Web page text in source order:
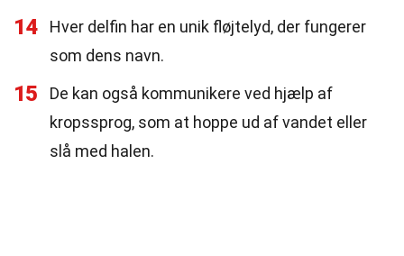
14
Hver delfin har en unik fløjtelyd, der fungerer
som dens navn.
15
De kan også kommunikere ved hjælp af
kropssprog, som at hoppe ud af vandet eller
slå med halen.